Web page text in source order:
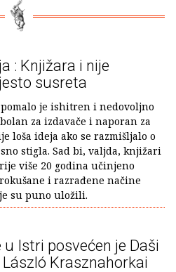
: Knjižara i nije
susreta
je ishitren i nedovoljno
za izdavače i naporan za
loša ideja ako se razmišljalo o
stigla. Sad bi, valjda, knjižari
više 20 godina učinjeno
i razrađene načine
su puno uložili.
Istri posvećen je Daši
Krasznahorkai